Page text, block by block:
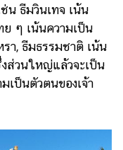
น ธีมวินเทจ เน้น
ๆ เน้นความเป็น
า, ธีมธรรมชาติ เน้น
ส่วนใหญ่แล้วจะเป็น
เป็นตัวตนของเจ้า